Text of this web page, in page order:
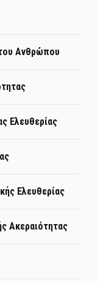
Ανθρώπου
Ελευθερίας
Ελευθερίας
Ακεραιότητας